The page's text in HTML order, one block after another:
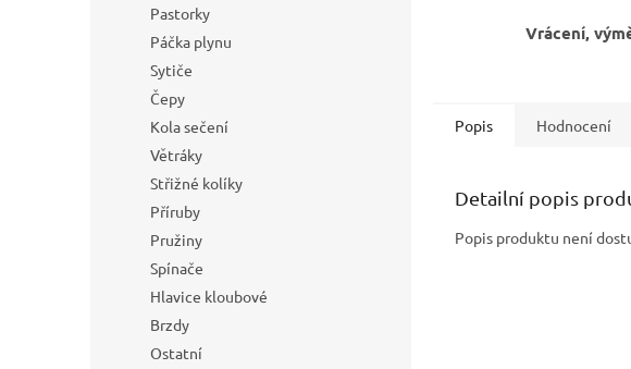
Pastorky
Páčka plynu
Sytiče
Čepy
Kola sečení
Větráky
Střižné kolíky
Příruby
Pružiny
Spínače
Hlavice kloubové
Brzdy
Ostatní
Vrácení,
Popis Hodnocení
Detailní popis
Popis produktu není